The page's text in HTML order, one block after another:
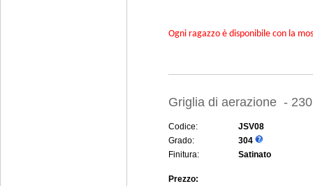
Ogni ragazzo è disponibile con la
Griglia di aerazione -
Codice:
JSV08
Grado:
304
Finitura:
Satinato
Prezzo: